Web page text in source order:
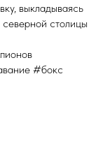
выкладываясь
столицы
#бокс